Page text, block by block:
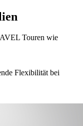
Touren wie
Flexibilität bei